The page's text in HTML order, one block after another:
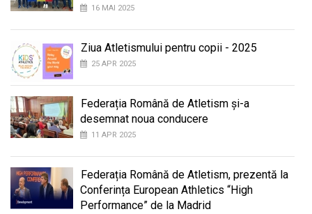
16 MAI 2025
Ziua Atletismului pentru copii - 2025
25 APR 2025
Federația Română de Atletism și-a
desemnat noua conducere
11 APR 2025
Federația Română de Atletism, prezentă la
Conferința European Athletics “High
Performance” de la Madrid